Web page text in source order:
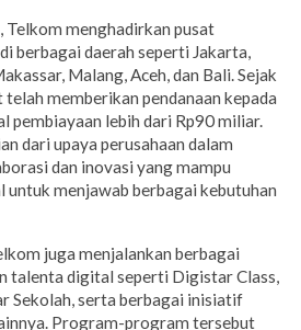
menghadirkan pusat
berbagai daerah seperti Jakarta,
Malang, Aceh, dan Bali. Sejak
memberikan pendanaan kepada
pembiayaan lebih dari Rp90 miliar.
dari upaya perusahaan dalam
dan inovasi yang mampu
menjawab berbagai kebutuhan
juga menjalankan berbagai
talenta digital seperti Digistar Class,
Sekolah, serta berbagai inisiatif
Program-program tersebut